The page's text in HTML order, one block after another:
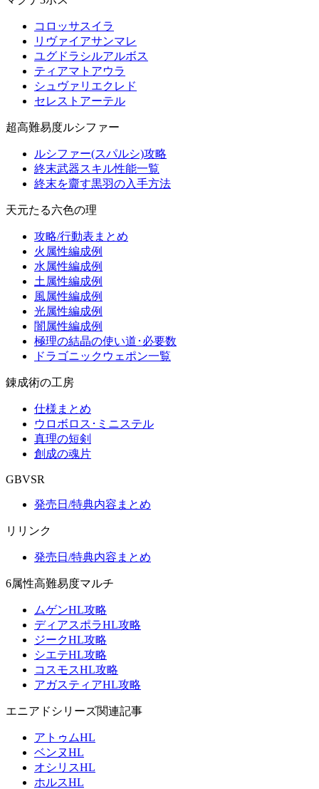
コロッサスイラ
リヴァイアサンマレ
ユグドラシルアルボス
ティアマトアウラ
シュヴァリエクレド
セレストアーテル
超高難易度ルシファー
ルシファー(スパルシ)攻略
終末武器スキル性能一覧
終末を齎す黒羽の入手方法
天元たる六色の理
攻略/行動表まとめ
火属性編成例
水属性編成例
土属性編成例
風属性編成例
光属性編成例
闇属性編成例
極理の結晶の使い道･必要数
ドラゴニックウェポン一覧
錬成術の工房
仕様まとめ
ウロボロス･ミニステル
真理の短剣
創成の魂片
GBVSR
発売日/特典内容まとめ
リリンク
発売日/特典内容まとめ
6属性高難易度マルチ
ムゲンHL攻略
ディアスポラHL攻略
ジークHL攻略
シエテHL攻略
コスモスHL攻略
アガスティアHL攻略
エニアドシリーズ関連記事
アトゥムHL
ベンヌHL
オシリスHL
ホルスHL